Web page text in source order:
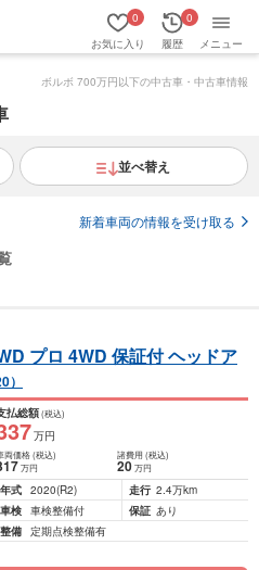
お気に入り
0
履歴
0
メニュー
ボルボ 700万円以下の中古車・中古車情報
並べ替え
新着車両の情報を受け取る
プロ 4WD 保証付 ヘッドア
）
払総額(税込)
万円
両価格(税込)
万円
諸費用 (税込)
20 万円
年式 2020(R2) 走行 2.4万km
車検 車検整備付 保証 あり
整備 定期点検整備有